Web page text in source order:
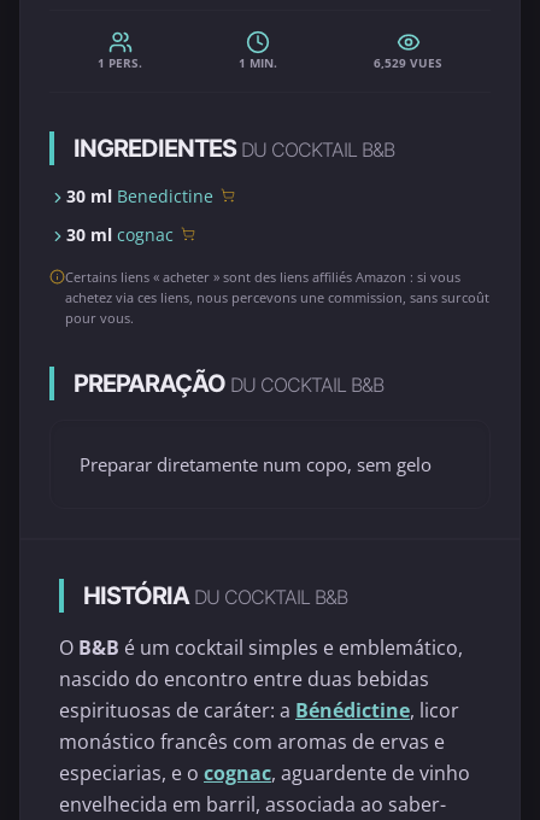
1 PERS. 1 MIN. 6,529 VUES
INGREDIENTES DU COCKTAIL B&B
30 ml Benedictine
30 ml cognac
Certains liens « acheter » sont des liens affiliés Amazon : si vous
achetez via ces liens, nous percevons une commission, sans surcoût
pour vous.
PREPARAÇÃO DU COCKTAIL B&B
Preparar diretamente num copo, sem gelo
HISTÓRIA DU COCKTAIL B&B
O B&B é um cocktail simples e emblemático,
nascido do encontro entre duas bebidas
espirituosas de caráter: a Bénédictine, licor
monástico francês com aromas de ervas e
especiarias, e o cognac, aguardente de vinho
envelhecida em barril, associada ao saber-